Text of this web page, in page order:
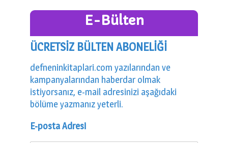
E-Bülten
ÜCRETSİZ BÜLTEN ABONELİĞİ
defneninkitaplari.com yazılarından ve
kampanyalarından haberdar olmak
istiyorsanız, e-mail adresinizi aşağıdaki
bölüme yazmanız yeterli.
E-posta Adresi